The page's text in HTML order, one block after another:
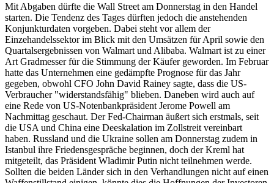
Mit Abgaben dürfte die Wall Street am Donnerstag in den Handel
starten. Die Tendenz des Tages dürften jedoch die anstehenden
Konjunkturdaten vorgeben. Dabei steht vor allem der
Einzehandelssektor im Blick mit den Umsätzen für April sowie den
Quartalsergebnissen von Walmart und Alibaba. Walmart ist zu einer
Art Gradmesser für die Stimmung der Käufer geworden. Im Februar
hatte das Unternehmen eine gedämpfte Prognose für das Jahr
gegeben, obwohl CFO John David Rainey sagte, dass die US-
Verbraucher "widerstandsfähig" blieben. Daneben wird auch auf
eine Rede von US-Notenbankpräsident Jerome Powell am
Nachmittag geschaut. Der Fed-Chairman äußert sich erstmals, seit
die USA und China eine Deeskalation im Zollstreit vereinbart
haben. Russland und die Ukraine sollen am Donnerstag zudem in
Istanbul ihre Friedensgespräche beginnen, doch der Kreml hat
mitgeteilt, das Präsident Wladimir Putin nicht teilnehmen werde.
Sollten die beiden Länder sich in den Verhandlungen nicht auf einen